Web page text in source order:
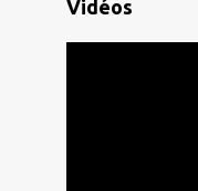
Vidéos